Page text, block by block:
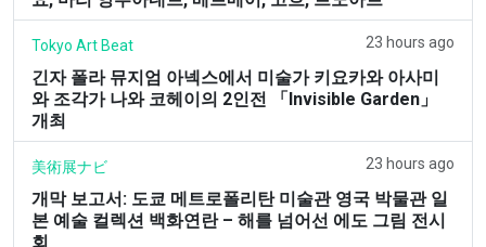
Tokyo Art Beat 23 hours ago
긴자 폴라 뮤지엄 아넥스에서 미술가 키요카와 아사미
와 조각가 나와 코헤이의 2인전 「Invisible Garden」
개최
美術展ナビ 23 hours ago
개막 보고서: 도쿄 메트로폴리탄 미술관 영국 박물관 일
본 예술 컬렉션 백화연란 – 해를 넘어선 에도 그림 전시
회